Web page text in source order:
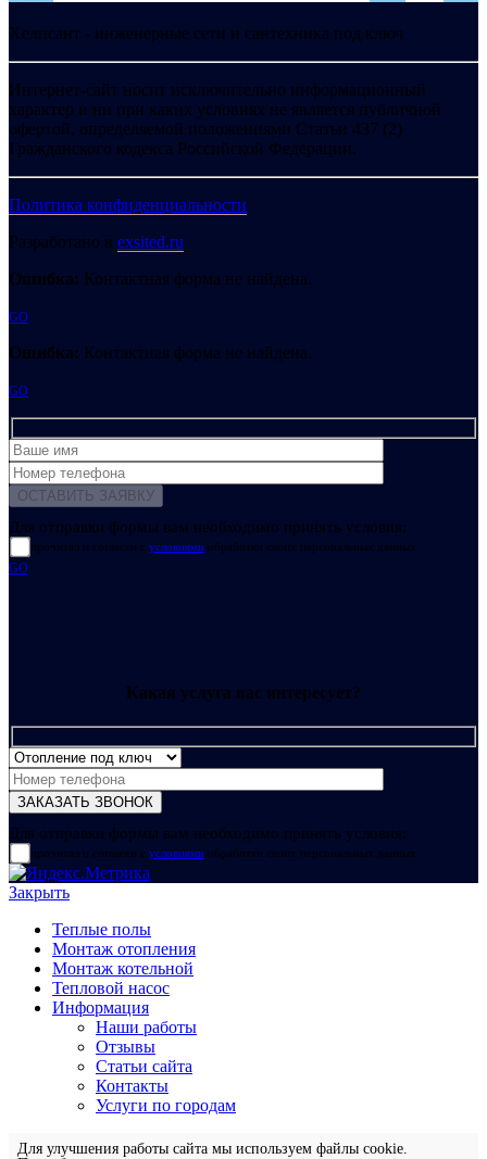
Хелпсант - инженерные сети и сантехника под ключ
Интернет-сайт носит исключительно информационный
характер и ни при каких условиях не является публичной
офертой, определяемой положениями Статьи 437 (2)
Гражданского кодекса Российской Федерации.
Политика конфиденциальности
Разработано в exsited.ru
Ошибка: Контактная форма не найдена.
GO
Ошибка: Контактная форма не найдена.
GO
Для отправки формы вам необходимо принять условия:
прочитал и согласен с условиями обработки своих персональных данных
GO
Какая услуга вас интересует?
Для отправки формы вам необходимо принять условия:
прочитал и согласен с условиями обработки своих персональных данных
Закрыть
Теплые полы
Монтаж отопления
Монтаж котельной
Тепловой насос
Информация
Наши работы
Отзывы
Статьи сайта
Контакты
Услуги по городам
Для улучшения работы сайта мы используем файлы cookie.